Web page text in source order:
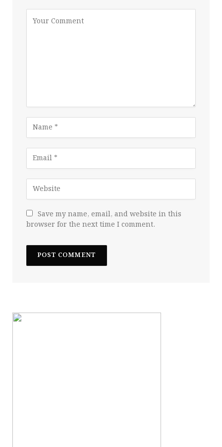
Save my name, email, and website in this
browser for the next time I comment.